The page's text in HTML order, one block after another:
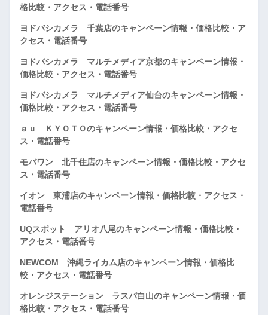
格比較・アクセス・電話番号
ヨドバシカメラ 千葉店のキャンペーン情報・価格比較・ア
クセス・電話番号
ヨドバシカメラ マルチメディア京都のキャンペーン情報・
価格比較・アクセス・電話番号
ヨドバシカメラ マルチメディア仙台のキャンペーン情報・
価格比較・アクセス・電話番号
ａｕ ＫＹＯＴＯのキャンペーン情報・価格比較・アクセ
ス・電話番号
モバワン 北千住店のキャンペーン情報・価格比較・アクセ
ス・電話番号
イオン 東浦店のキャンペーン情報・価格比較・アクセス・
電話番号
UQスポット アリオ八尾のキャンペーン情報・価格比較・
アクセス・電話番号
NEWCOM 沖縄ライカム店のキャンペーン情報・価格比
較・アクセス・電話番号
オレンジステーション ラスパ白山のキャンペーン情報・価
格比較・アクセス・電話番号